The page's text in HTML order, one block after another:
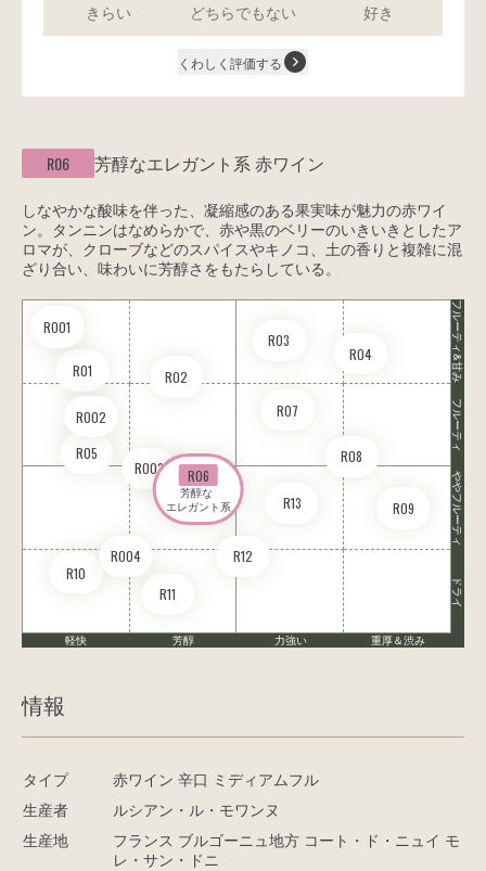
きらい どちらでもない 好き
くわしく評価する
R06 芳醇なエレガント系 赤ワイン
しなやかな酸味を伴った、凝縮感のある果実味が魅力の赤ワイ
ン。タンニンはなめらかで、赤や黒のベリーのいきいきとしたア
ロマが、クローブなどのスパイスやキノコ、土の香りと複雑に混
ざり合い、味わいに芳醇さをもたらしている。
R01 R02
R03
R04
R05
R06
芳醇な
エレガント系
R07
R08
R09
R10
R11
R12
R13
RO01
RO02
RO03
RO04
フルーティ&甘み
フルーティ
ややフルーティ
ドライ
軽快 芳醇 力強い 重厚＆渋み
情報
タイプ
赤ワイン 辛口 ミディアムフル
生産者
ルシアン・ル・モワンヌ
生産地
フランス ブルゴーニュ地方 コート・ド・ニュイ モ
レ・サン・ドニ